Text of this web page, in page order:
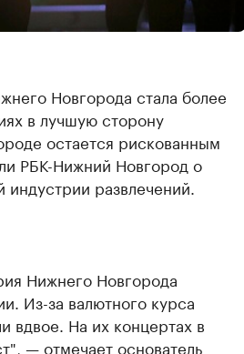
Новгорода стала более
в лучшую сторону
остается рискованным
РБК-Нижний Новгород о
развлечений.
Нижнего Новгорода
Из-за валютного курса
вдвое. На их концертах в
— отмечает основатель